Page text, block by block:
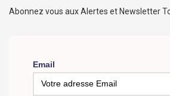
Abonnez vous aux Alertes et Newsletter
Email